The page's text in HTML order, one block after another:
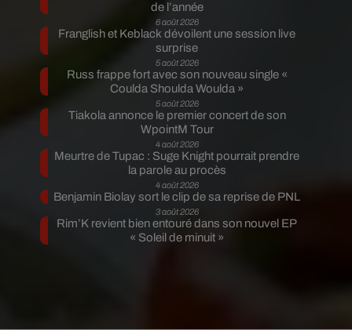
de l’année
6 août 2026
Franglish et Keblack dévoilent une session live
surprise
5 août 2026
Russ frappe fort avec son nouveau single «
Coulda Shoulda Woulda »
5 août 2026
Tiakola annonce le premier concert de son
WpointM Tour
4 août 2026
Meurtre de Tupac : Suge Knight pourrait prendre
la parole au procès
4 août 2026
Benjamin Biolay sort le clip de sa reprise de PNL
3 août 2026
Rim’K revient bien entouré dans son nouvel EP
« Soleil de minuit »